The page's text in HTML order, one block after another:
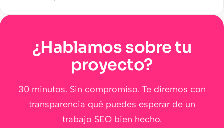
¿Hablamos sobre tu
proyecto?
30 minutos. Sin compromiso. Te diremos con
transparencia qué puedes esperar de un
trabajo SEO bien hecho.